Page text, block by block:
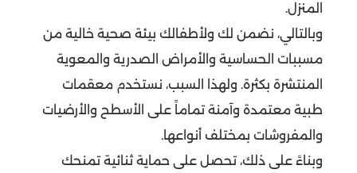
المنزل.
وبالتالي، نضمن لك ولأطفالك بيئة صحية خالية من
مسببات الحساسية والأمراض الصدرية والمعوية
المنتشرة بكثرة. ولهذا السبب، نستخدم معقمات
طبية معتمدة وآمنة تماماً على الأسطح والأرضيات
والمفروشات بمختلف أنواعها.
وبناءً على ذلك، تحصل على حماية ثنائية تمنحك